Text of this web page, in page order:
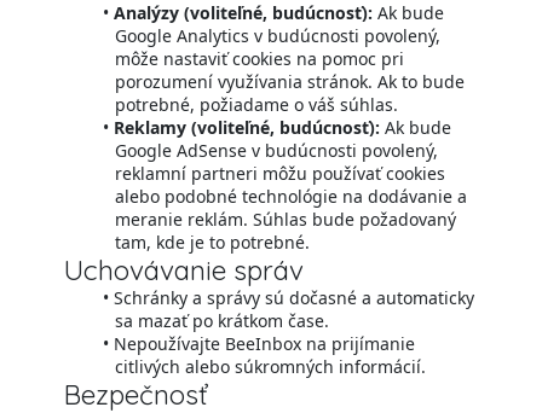
Analýzy (voliteľné, budúcnosť): Ak bude
Google Analytics v budúcnosti povolený,
môže nastaviť cookies na pomoc pri
porozumení využívania stránok. Ak to bude
potrebné, požiadame o váš súhlas.
Reklamy (voliteľné, budúcnosť): Ak bude
Google AdSense v budúcnosti povolený,
reklamní partneri môžu používať cookies
alebo podobné technológie na dodávanie a
meranie reklám. Súhlas bude požadovaný
tam, kde je to potrebné.
Uchovávanie správ
Schránky a správy sú dočasné a automaticky
sa mazať po krátkom čase.
Nepoužívajte BeeInbox na prijímanie
citlivých alebo súkromných informácií.
Bezpečnosť